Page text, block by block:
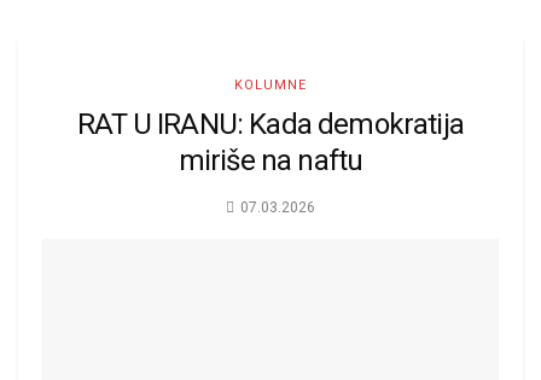
KOLUMNE
RAT U IRANU: Kada demokratija
miriše na naftu
07.03.2026